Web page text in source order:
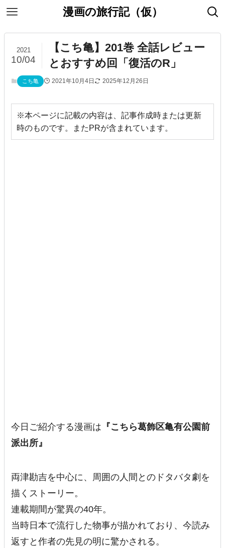
漫画の旅行記（仮）
【こち亀】201巻 全話レビュー
とおすすめ回「復活のR」
2021
10/04
こち亀 2021年10月4日 2025年12月26日
※本ページに記載の内容は、記事作成時または更新
時のものです。またPRが含まれています。
今日ご紹介する漫画は 『こちら葛飾区亀有公園前
派出所』
両津勘吉を中心に、周囲の人間とのドタバタ劇を
描くストーリー。
連載期間が驚異の40年。
当時日本で流行した物事が描かれており、今読み
返すと作者の先見の明に驚かされる。